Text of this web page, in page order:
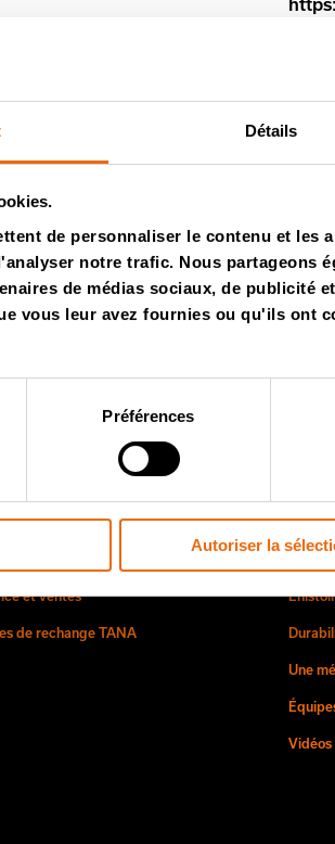
Détails
de personnaliser le contenu et
notre trafic. Nous partageons
de médias sociaux, de publicité
vous leur avez fournies ou qu'ils ont
Préférences
Autoriser la
Tana
et ventes
et ventes
de rechange TANA
À
Une
Vidéos